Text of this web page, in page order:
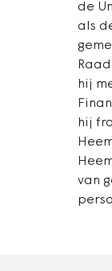
de
als
hij
hij
van